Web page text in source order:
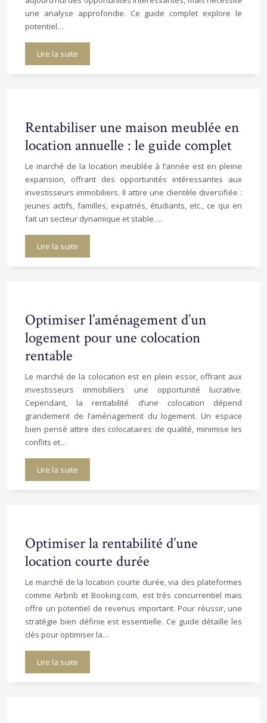
une analyse approfondie. Ce guide complet explore le
potentiel…
Lire la suite
Rentabiliser une maison meublée en
location annuelle : le guide complet
Le marché de la location meublée à l’année est en pleine
expansion, offrant des opportunités intéressantes aux
investisseurs immobiliers. Il attire une clientèle diversifiée :
jeunes actifs, familles, expatriés, étudiants, etc., ce qui en
fait un secteur dynamique et stable….
Lire la suite
Optimiser l’aménagement d’un
logement pour une colocation
rentable
Le marché de la colocation est en plein essor, offrant aux
investisseurs immobiliers une opportunité lucrative.
Cependant, la rentabilité d’une colocation dépend
grandement de l’aménagement du logement. Un espace
bien pensé attire des colocataires de qualité, minimise les
conflits et…
Lire la suite
Optimiser la rentabilité d’une
location courte durée
Le marché de la location courte durée, via des plateformes
comme Airbnb et Booking.com, est très concurrentiel mais
offre un potentiel de revenus important. Pour réussir, une
stratégie bien définie est essentielle. Ce guide détaille les
clés pour optimiser la…
Lire la suite